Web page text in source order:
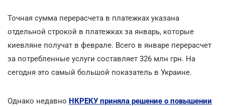
Точная сумма перерасчета в платежках указана
отдельной строкой в платежках за январь, которые
киевляне получат в феврале. Всего в январе перерасчет
за потребленные услуги составляет 326 млн грн. На
сегодня это самый большой показатель в Украине.
Однако недавно НКРЕКУ приняла решение о повышении